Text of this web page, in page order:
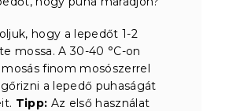
hogy a lepedőt 1-2
mossa. A 30-40 °C-on
finom mosószerrel
a lepedő puhaságát
Tipp: Az első használat